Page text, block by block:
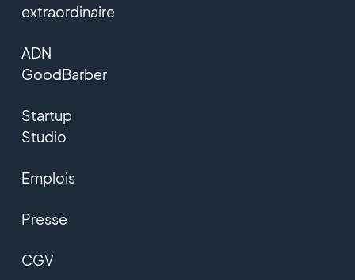
extraordinaire
ADN
GoodBarber
Startup
Studio
Emplois
Presse
CGV